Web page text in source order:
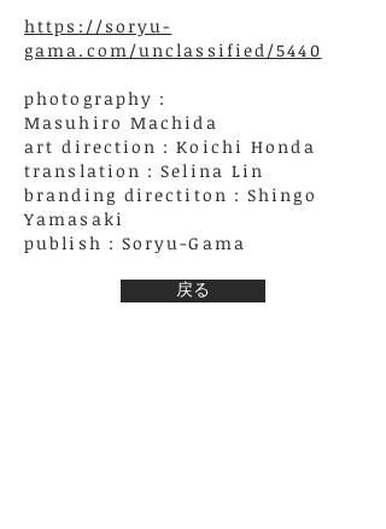
https://soryu-
gama.com/unclassified/5440
photography ：
Masuhiro Machida
art direction：Koichi Honda
translation ：Selina Lin
branding directiton ：Shingo
Yamasaki
publish ： Soryu-Gama
戻る